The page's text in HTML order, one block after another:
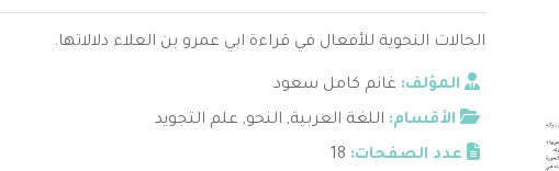
الحالات النحوية للأفعال في قراءة ابي عمرو بن العلاء دلالاتها.
المؤلف: غانم كامل سعود
الأقسام: اللغة العربية, النحو, علم التجويد
عدد الصفحات: 18